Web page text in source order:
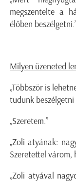
megszentelte a
élőben
Milyen üzeneted
„Többször is
tudunk beszélgetni
„Szeretem.”
„Zoli atyának:
Szeretettel várom,
„Zoli atyával